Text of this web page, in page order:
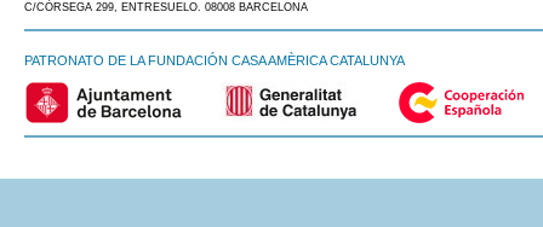
C/CÒRSEGA 299, ENTRESUELO. 08008 BARCELONA
PATRONATO DE LA FUNDACIÓN CASA AMÈRICA CATALUNYA